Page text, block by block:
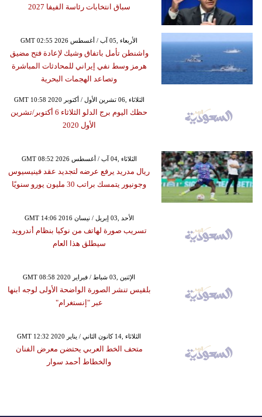
سباق انتخابات رئاسة الفيفا 2027
GMT 02:55 2026 الأربعاء ,05 آب / أغسطس
واشنطن تأمل باتفاق وشيك لإعادة فتح مضيق
هرمز وسط نفي إيراني للمحادثات المباشرة
وتصاعد الهجمات البحرية
GMT 10:58 2020 الثلاثاء ,06 تشرين الأول / أكتوبر
حظك اليوم برج الدلو الثلاثاء 6 أكتوبر/تشرين
الأول 2020
GMT 08:52 2026 الثلاثاء ,04 آب / أغسطس
ريال مدريد يرفع عرضه لتجديد عقد فينيسيوس
وجونيور يتمسك براتب 30 مليون يورو سنويًا
GMT 14:06 2016 الأحد ,03 إبريل / نيسان
تسريب صورة لهاتف من نوكيا بنظام أندرويد
سيطلق هذا العام
GMT 08:58 2020 الإثنين ,03 شباط / فبراير
بلقيس تنشر الصورة الواضحة الأولى لوجه ابنها
عبر "إنستغرام"
GMT 12:32 2020 الثلاثاء ,14 كانون الثاني / يناير
متحف الخط العربي يحتضن معرض الفنان
والخطاط أحمد سوار